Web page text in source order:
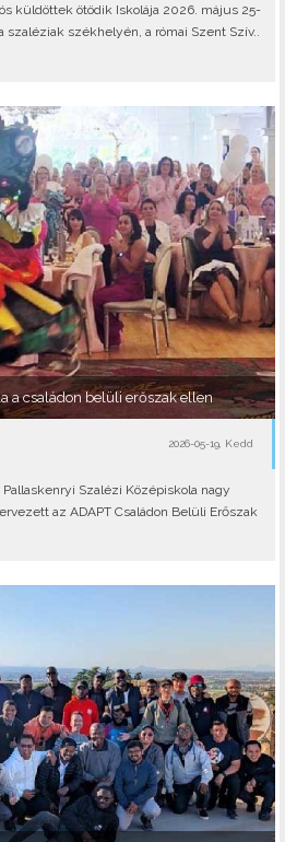
küldöttek ötödik Iskolája 2026. május 25-
székhelyén, a római Szent Szív..
a családon belüli erőszak ellen
2026-05-19, Kedd
Szalézi Középiskola nagy
az ADAPT Családon Belüli Erőszak